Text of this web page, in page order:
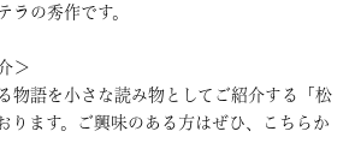
ラの秀作です。
＞
物語を小さな読み物としてご紹介する「松
ります。ご興味のある方はぜひ、こちらか